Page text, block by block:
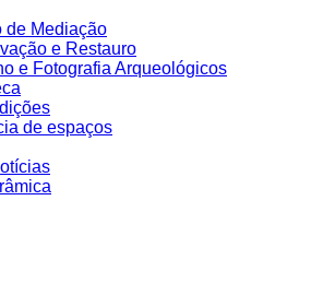
de Mediação
e Restauro
e Fotografia Arqueológicos
de espaços